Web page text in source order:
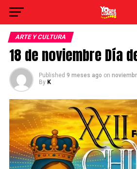
ARTE Y CULTURA
18 de noviembre Día
Published 9 meses ago on
By K